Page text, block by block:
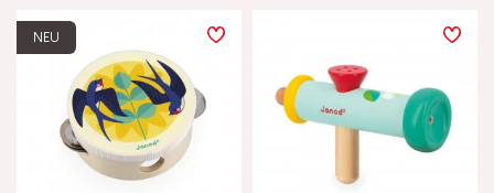
LERNEFFEKTE
Anfassen, sehen und hören
NEU